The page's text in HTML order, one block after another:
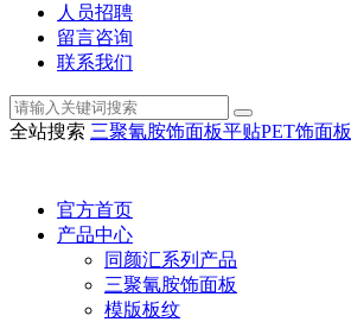
人员招聘
留言咨询
联系我们
全站搜索 三聚氰胺饰面板平贴PET饰面板
官方首页
产品中心
同颜汇系列产品
三聚氰胺饰面板
模版板纹